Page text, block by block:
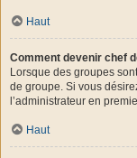
Haut
Comment devenir chef
Lorsque des groupes
de groupe. Si vous
l’administrateur en
Haut